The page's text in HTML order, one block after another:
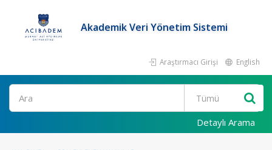
Akademik Veri Yönetim Sistemi
Araştırmacı Girişi English
Ara
Detaylı Arama